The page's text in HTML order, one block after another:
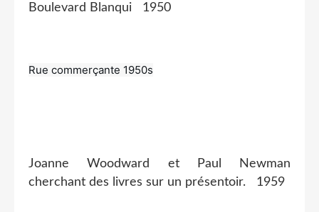
Boulevard Blanqui 1950
Rue commerçante 1950s
Joanne Woodward et Paul Newman
cherchant des livres sur un présentoir. 1959